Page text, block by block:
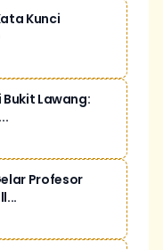
Kunci
Lawang:
Profesor